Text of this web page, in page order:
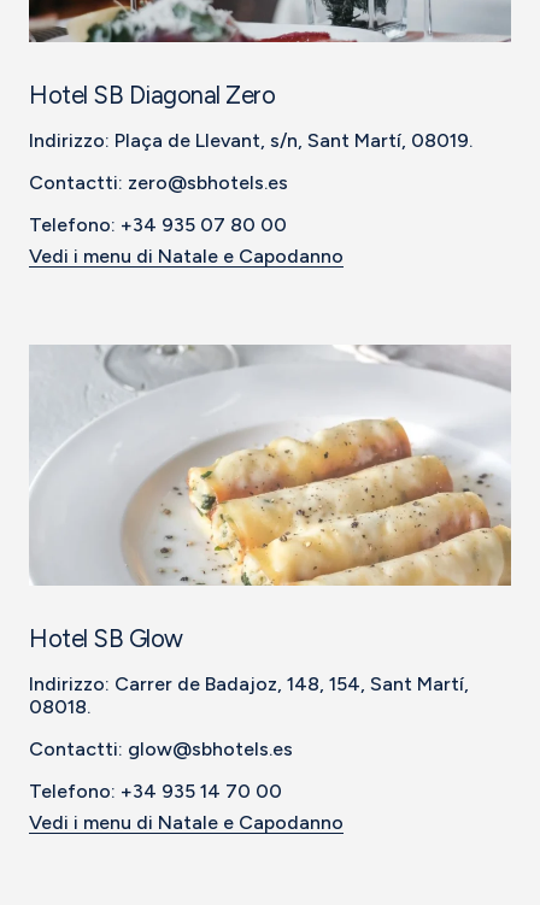
Hotel SB Diagonal Zero
Indirizzo: Plaça de Llevant, s/n, Sant Martí, 08019.
Contactti: zero@sbhotels.es
Telefono: +34 935 07 80 00
Vedi i menu di Natale e Capodanno
Hotel SB Glow
Indirizzo: Carrer de Badajoz, 148, 154, Sant Martí,
08018.
Contactti: glow@sbhotels.es
Telefono: +34 935 14 70 00
Vedi i menu di Natale e Capodanno